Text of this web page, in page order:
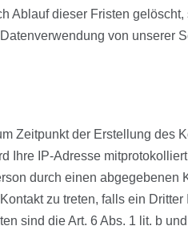
Ablauf dieser Fristen
von unserer
Zeitpunkt der Erstellung des
Ihre IP-Adresse
durch einen abgegebenen
zu treten, falls ein Dritter
sind die Art. 6 Abs. 1 lit. b